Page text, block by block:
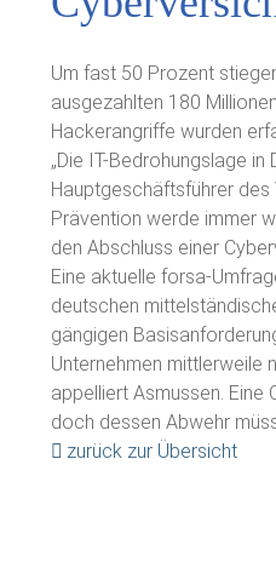
Um fast 50 Prozent
ausgezahlten 180
Hackerangriffe wurden
„Die IT-Bedrohungslage
Hauptgeschäftsführer des
Prävention werde immer
den Abschluss einer
Eine aktuelle forsa-
deutschen
gängigen
Unternehmen mittlerweile
appelliert Asmussen. Eine
doch dessen Abwehr
zurück zur Übersicht